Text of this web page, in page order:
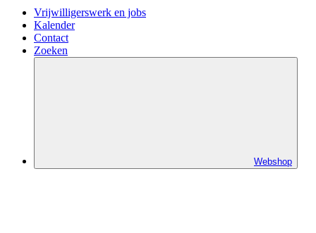
Vrijwilligerswerk en jobs
Kalender
Contact
Zoeken
Webshop